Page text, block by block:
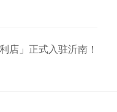
店」正式入驻沂南！